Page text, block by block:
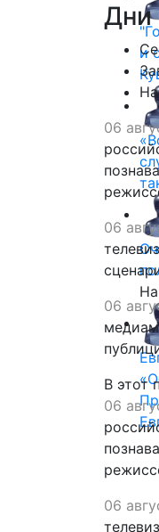
и
Дни
06
06
06
В этот
06
06